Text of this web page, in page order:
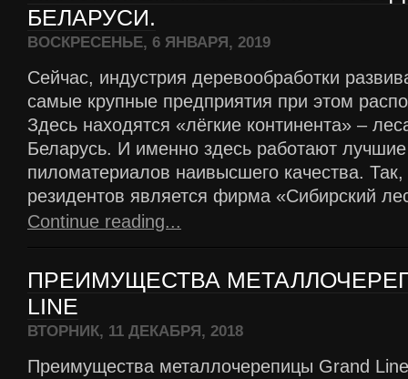
БЕЛАРУСИ.
ВОСКРЕСЕНЬЕ, 6 ЯНВАРЯ, 2019
Сейчас, индустрия деревообработки
самые крупные предприятия при этом
Здесь находятся «лёгкие континента» –
Беларусь. И именно здесь работают
пиломатериалов наивысшего качества.
резидентов является фирма «Сибирский
Continue reading...
ПРЕИМУЩЕСТВА
LINE
ВТОРНИК, 11 ДЕКАБРЯ, 2018
Преимущества металлочерепицы Grand